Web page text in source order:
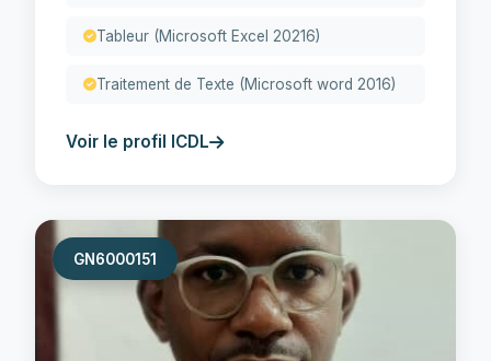
Tableur (Microsoft Excel 20216)
Traitement de Texte (Microsoft word 2016)
Voir le profil ICDL
GN6000151